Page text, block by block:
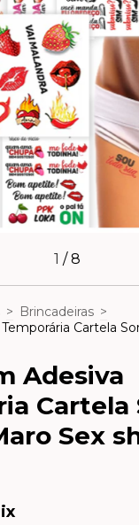
1 /8
> Brincadeiras >
Cartela
Adesiva
Cartela
Sex